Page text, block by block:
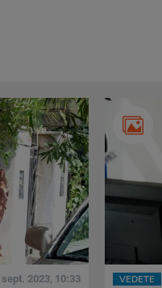
sept. 2023, 10:33 VEDETE